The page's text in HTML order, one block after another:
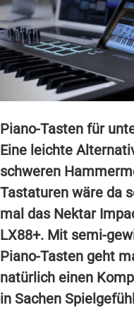
Piano-Tasten für
Eine leichte
schweren
Tastaturen wäre da
mal das Nektar
LX88+. Mit semi-
Piano-Tasten geht
natürlich einen
in Sachen